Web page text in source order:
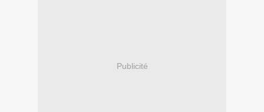
Publicité